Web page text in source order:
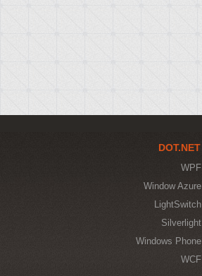
DOT.NET
WPF
Window Azure
LightSwitch
Silverlight
Windows Phone
WCF